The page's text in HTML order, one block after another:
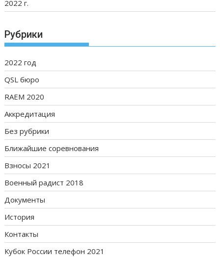
2022 г.
Рубрики
2022 год
QSL бюро
RAEM 2020
Аккредитация
Без рубрики
Ближайшие соревнования
Взносы 2021
Военный радист 2018
Документы
История
Контакты
Кубок России телефон 2021